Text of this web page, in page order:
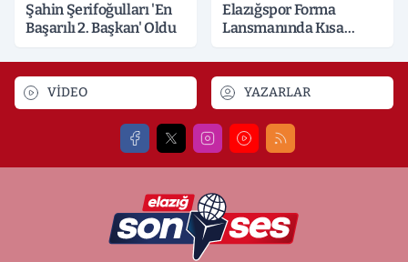
Şahin Şerifoğulları 'En
Başarılı 2. Başkan' Oldu
Elazığspor Forma
Lansmanında Kısa
VİDEO YAZARLAR